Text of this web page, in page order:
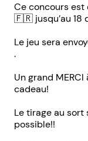
Ce concours
🇫🇷 jusqu’au 18
Le jeu sera
.
Un grand
cadeau!
Le tirage au
possible!!